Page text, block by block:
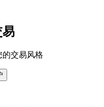
易
交易风格